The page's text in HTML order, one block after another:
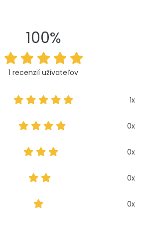
100%
1 recenzií užívateľov
1x
0x
0x
0x
0x